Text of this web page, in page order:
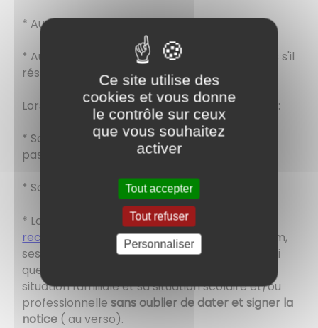
* Auprès de la mairie de son domicile
* Au consulat ou service diplomatique français s'il
réside à l'étranger
Lors de son recensement, le jeune doit fournir :
* Sa pièce d'identité ( carte d'identité,
passeport)
* Son livret de famille
* La déclaration
notice individuelle
recensement
en indiquant seulement, son nom,
ses prénoms, sa date et lieu de naissance ainsi
que ceux de ses parents, son adresse, sa
situation familiale et sa situation scolaire et/ou
professionnellesans oublier de dater et signer la
notice ( au verso).
Ce site utilise des
cookies et vous donne
le contrôle sur ceux
que vous souhaitez
activer
Tout accepter
Tout refuser
Personnaliser